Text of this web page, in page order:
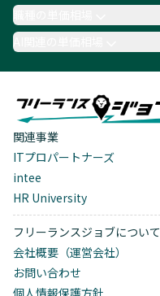
職種の単価相場
AI関連の単価相場
関連事業
ITプロパートナーズ
intee
HR University
フリーランスジョブについて
会社概要（運営会社）
お問い合わせ
個人情報保護方針